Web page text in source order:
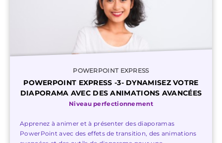
POWERPOINT EXPRESS
POWERPOINT EXPRESS -3- DYNAMISEZ VOTRE
DIAPORAMA AVEC DES ANIMATIONS AVANCÉES
Niveau perfectionnement
Apprenez à animer et à présenter des diaporamas
PowerPoint avec des effets de transition, des animations